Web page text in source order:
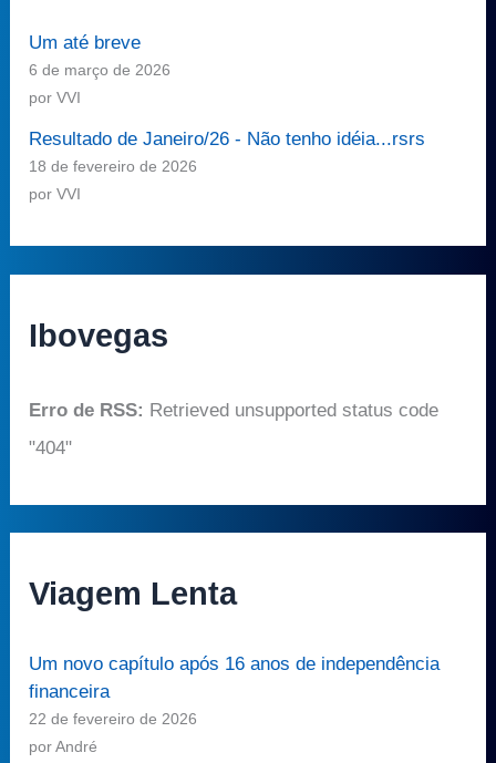
Um até breve
6 de março de 2026
por VVI
Resultado de Janeiro/26 - Não tenho idéia...rsrs
18 de fevereiro de 2026
por VVI
Ibovegas
Erro de RSS: Retrieved unsupported status code
"404"
Viagem Lenta
Um novo capítulo após 16 anos de independência
financeira
22 de fevereiro de 2026
por André